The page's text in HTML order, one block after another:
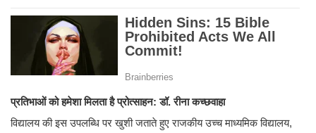
प्रतिभाओं को हमेशा मिलता है प्रोत्साहन: डॉ. रीना कच्छवाहा
विद्यालय की इस उपलब्धि पर खुशी जताते हुए राजकीय उच्च माध्यमिक विद्यालय,